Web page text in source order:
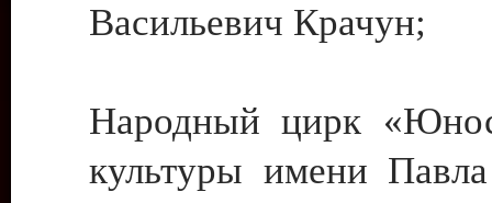
Васильевич Крачун;
Народный цирк
культуры имени